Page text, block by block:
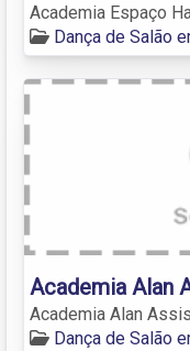
Academia Espaço
Dança de Salão
Academia Alan
Academia Alan Assis
Dança de Salão